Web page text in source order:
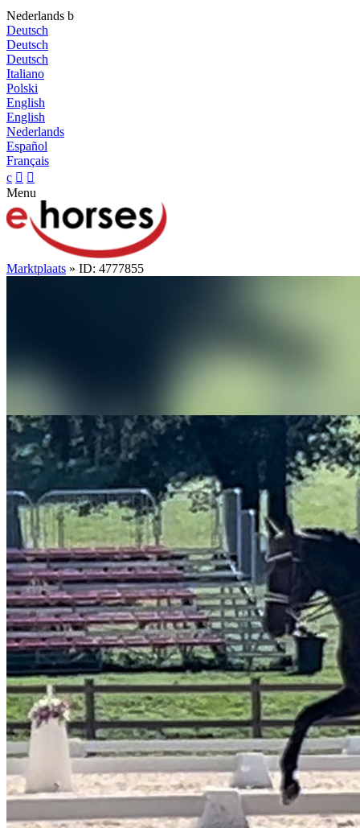
Nederlands b
Deutsch
Deutsch
Deutsch
Italiano
Polski
English
English
Nederlands
Español
Français
c  
Menu
Marktplaats » ID: 4777855